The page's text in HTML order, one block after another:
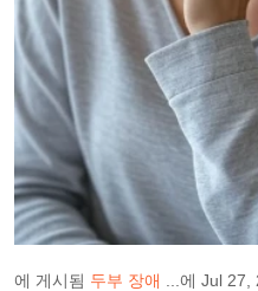
에 게시됨 두부 장애 ...에 Jul 27,